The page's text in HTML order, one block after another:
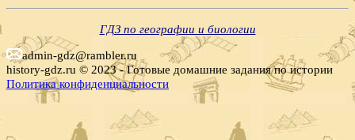
ГДЗ по географии и биологии
admin-gdz@rambler.ru
history-gdz.ru © 2023 - Готовые домашние задания по истории
Политика конфиденциальности